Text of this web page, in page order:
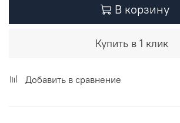
В корзину
Купить в 1 клик
Добавить в сравнение